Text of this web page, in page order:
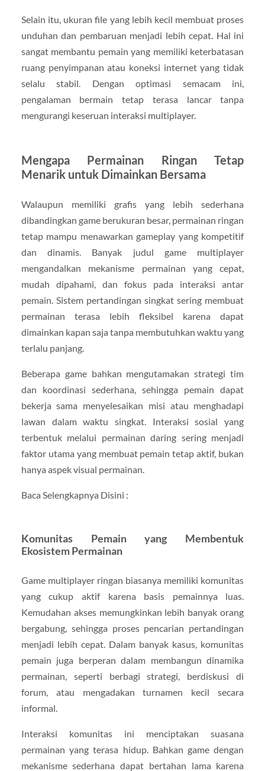
Selain itu, ukuran file yang lebih kecil membuat proses
unduhan dan pembaruan menjadi lebih cepat. Hal ini
sangat membantu pemain yang memiliki keterbatasan
ruang penyimpanan atau koneksi internet yang tidak
selalu stabil. Dengan optimasi semacam ini,
pengalaman bermain tetap terasa lancar tanpa
mengurangi keseruan interaksi multiplayer.
Mengapa Permainan Ringan Tetap
Menarik untuk Dimainkan Bersama
Walaupun memiliki grafis yang lebih sederhana
dibandingkan game berukuran besar, permainan ringan
tetap mampu menawarkan gameplay yang kompetitif
dan dinamis. Banyak judul game multiplayer
mengandalkan mekanisme permainan yang cepat,
mudah dipahami, dan fokus pada interaksi antar
pemain. Sistem pertandingan singkat sering membuat
permainan terasa lebih fleksibel karena dapat
dimainkan kapan saja tanpa membutuhkan waktu yang
terlalu panjang.
Beberapa game bahkan mengutamakan strategi tim
dan koordinasi sederhana, sehingga pemain dapat
bekerja sama menyelesaikan misi atau menghadapi
lawan dalam waktu singkat. Interaksi sosial yang
terbentuk melalui permainan daring sering menjadi
faktor utama yang membuat pemain tetap aktif, bukan
hanya aspek visual permainan.
Baca Selengkapnya Disini :
Komunitas Pemain yang Membentuk
Ekosistem Permainan
Game multiplayer ringan biasanya memiliki komunitas
yang cukup aktif karena basis pemainnya luas.
Kemudahan akses memungkinkan lebih banyak orang
bergabung, sehingga proses pencarian pertandingan
menjadi lebih cepat. Dalam banyak kasus, komunitas
pemain juga berperan dalam membangun dinamika
permainan, seperti berbagi strategi, berdiskusi di
forum, atau mengadakan turnamen kecil secara
informal.
Interaksi komunitas ini menciptakan suasana
permainan yang terasa hidup. Bahkan game dengan
mekanisme sederhana dapat bertahan lama karena